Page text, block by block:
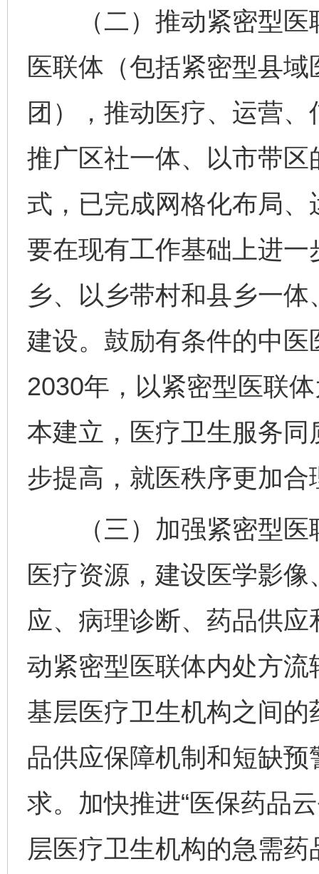
（二）推动紧密型医
医联体（包括紧密型县
团），推动医疗、运营
推广区社一体、以市带
式，已完成网格化布局
要在现有工作基础上进
乡、以乡带村和县乡一
建设。鼓励有条件的中
2030年，以紧密型医联
本建立，医疗卫生服务
步提高，就医秩序更加合
（三）加强紧密型医
医疗资源，建设医学影
应、病理诊断、药品供
动紧密型医联体内处方
基层医疗卫生机构之间
品供应保障机制和短缺
求。加快推进“医保药品
层医疗卫生机构的急需